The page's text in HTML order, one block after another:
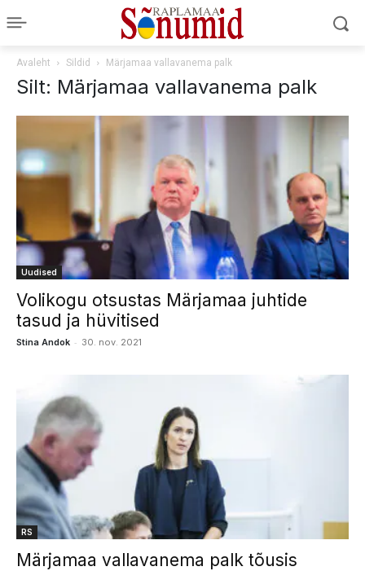
Avaleht Sildid Märjamaa vallavanema palk
Silt: Märjamaa vallavanema palk
Uudised
Volikogu otsustas Märjamaa juhtide
tasud ja hüvitised
Stina Andok - 30. nov. 2021
RS
Märjamaa vallavanema palk tõusis